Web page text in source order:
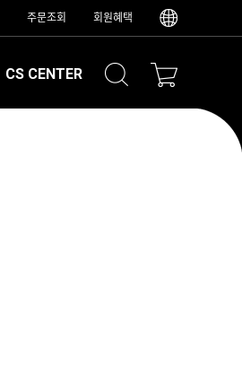
주문조회 회원혜택
CS CENTER